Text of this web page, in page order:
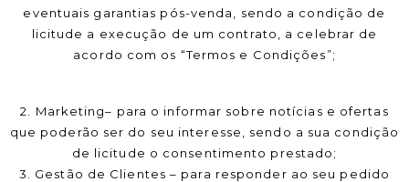
eventuais garantias pós-venda, sendo a condição de
licitude a execução de um contrato, a celebrar de
acordo com os “Termos e Condições”;
2. Marketing– para o informar sobre notícias e ofertas
que poderão ser do seu interesse, sendo a sua condição
de licitude o consentimento prestado;
3. Gestão de Clientes – para responder ao seu pedido